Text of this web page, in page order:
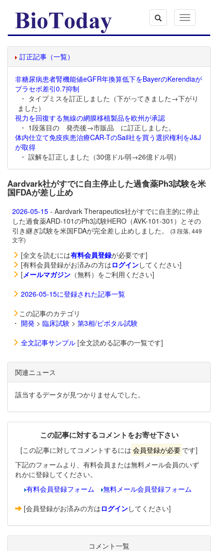
Toggle
navigation
訂正記事（一覧）
非糖尿病患者腎機能値eGFR年換算低下をBayerのKerendiaが
プラセボ差引0.7抑制
・ タイプミスを訂正しました（下がってきました→下がり
ました）
視力を回復する無線の網膜移植製品を欧州が承認
・ 1段落目の 発売後→市販品 に訂正しました。
体内仕立て免疫疾患治療CAR-TのSail社を買う選択権利をJ&J
が取得
・ 誤解を訂正しました（30億ドル弱→26億ドル弱）
Aardvark社がすでに自主停止した過食薬Ph3試験を米
国FDAが差し止め
2026-05-15 - Aardvark Therapeutics社がすでに自主的に停止
した過食薬ARD-101のPh3試験HERO（AVK-101-301）とその
引き継ぎ試験を米国FDAが完全差し止めしました。
(3 段落, 449
文字)
[全文を読むには有料会員登録が必要です]
[有料会員登録がお済みの方はログインしてください]
[メールマガジン （無料）をご利用ください]
2026-05-15に登録された記事一覧
この記事のカテゴリ
・ 開発 > 臨床試験 > 第3相/ピボタル試験
全文記事サンプル [全文読める記事の一覧です]
関連ニュース
該当するデータが見つかりませんでした。
この記事に対するコメントをお寄せ下さい
[この記事に対してコメントするには 会員登録が必要 です]
下記のフォームより、有料会員または無料メール会員のいず
れかに登録してください。
有料会員登録フォーム
無料メール会員登録フォーム
[会員登録がお済みの方はログインしてください]
コメント一覧